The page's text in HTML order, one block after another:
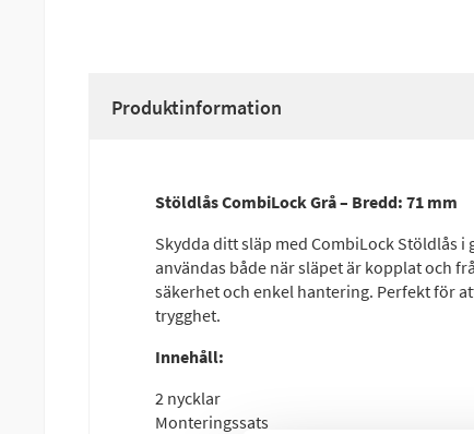
Produktinformation
Stöldlås CombiLock Grå – Bredd: 71 mm
Skydda ditt släp med CombiLock Stöldlås
användas både när släpet är kopplat och
säkerhet och enkel hantering. Perfekt för
trygghet.
Innehåll:
2 nycklar
Monteringssats